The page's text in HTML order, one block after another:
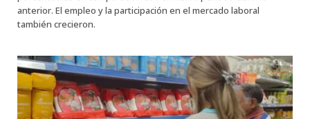
anterior. El empleo y la participación en el mercado laboral
también crecieron.